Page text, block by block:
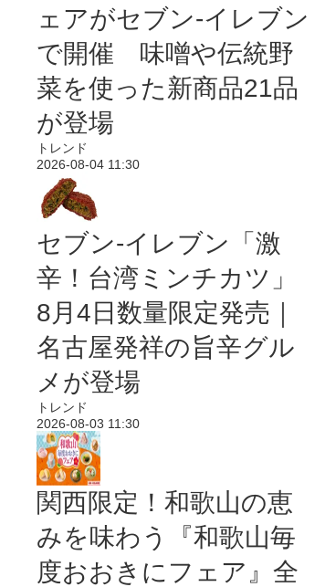
ェアがセブン-イレブン
で開催 味噌や伝統野
菜を使った新商品21品
が登場
トレンド
2026-08-04 11:30
セブン-イレブン「激
辛！台湾ミンチカツ」
8月4日数量限定発売｜
名古屋発祥の旨辛グル
メが登場
トレンド
2026-08-03 11:30
関西限定！和歌山の恵
みを味わう『和歌山毎
度おおきにフェア』全